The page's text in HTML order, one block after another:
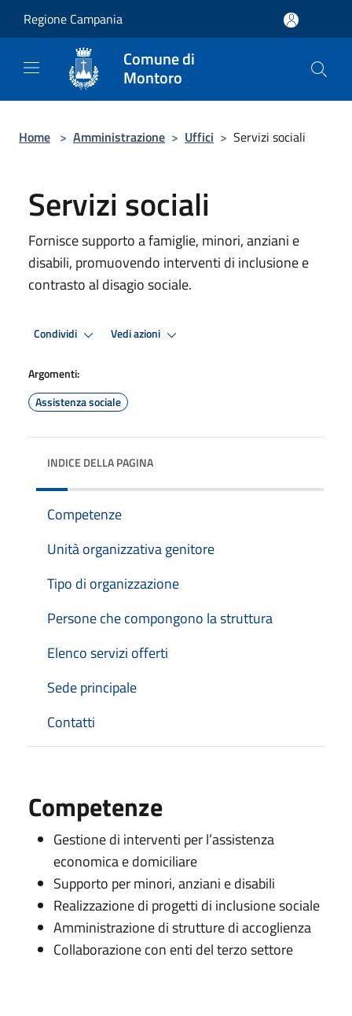
Regione Campania
Comune di
Montoro
Home > Amministrazione > Uffici > Servizi sociali
Servizi sociali
Fornisce supporto a famiglie, minori, anziani e
disabili, promuovendo interventi di inclusione e
contrasto al disagio sociale.
Condividi Vedi azioni
Argomenti:
Assistenza sociale
INDICE DELLA PAGINA
Competenze
Unità organizzativa genitore
Tipo di organizzazione
Persone che compongono la struttura
Elenco servizi offerti
Sede principale
Contatti
Competenze
Gestione di interventi per l’assistenza
economica e domiciliare
Supporto per minori, anziani e disabili
Realizzazione di progetti di inclusione sociale
Amministrazione di strutture di accoglienza
Collaborazione con enti del terzo settore